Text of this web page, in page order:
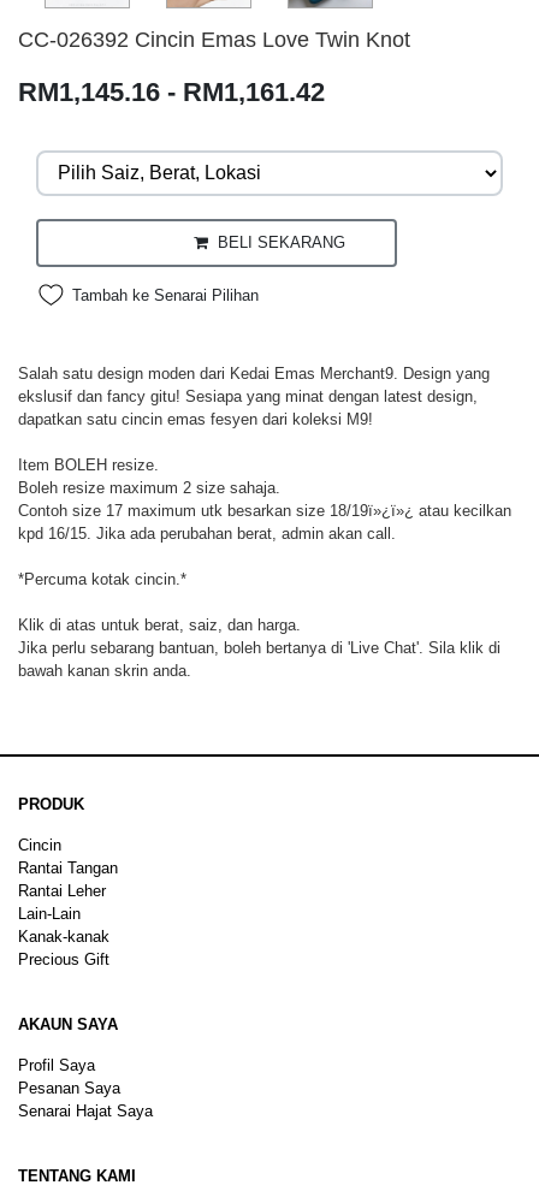
CC-026392 Cincin Emas Love Twin Knot
RM1,145.16 - RM1,161.42
BELI SEKARANG
Tambah ke Senarai Pilihan
Salah satu design moden dari Kedai Emas Merchant9. Design yang
ekslusif dan fancy gitu! Sesiapa yang minat dengan latest design,
dapatkan satu cincin emas fesyen dari koleksi M9!
Item BOLEH resize.
Boleh resize maximum 2 size sahaja.
Contoh size 17 maximum utk besarkan size 18/19ï»¿ï»¿ atau kecilkan
kpd 16/15. Jika ada perubahan berat, admin akan call.
*Percuma kotak cincin.*
Klik di atas untuk berat, saiz, dan harga.
Jika perlu sebarang bantuan, boleh bertanya di 'Live Chat'. Sila klik di
bawah kanan skrin anda.
PRODUK
Cincin
Rantai Tangan
Rantai Leher
Lain-Lain
Kanak-kanak
Precious Gift
AKAUN SAYA
Profil Saya
Pesanan Saya
Senarai Hajat Saya
TENTANG KAMI